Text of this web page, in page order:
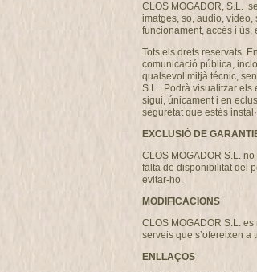
CLOS MOGADOR, S.L.
imatges, so, audio, vídeo,
funcionament, accés i
Tots els drets reservats.
comunicació pública,
qualsevol mitjà técnic,
S.L. Podrà visualitzar els
sigui, únicament i en
seguretat que estés
EXCLUSIÓ DE
CLOS MOGADOR S.L.
falta de disponibilitat del
evitar-ho.
MODIFICACIONS
CLOS MOGADOR S.L.
serveis que s’ofereixen a
ENLLAÇOS